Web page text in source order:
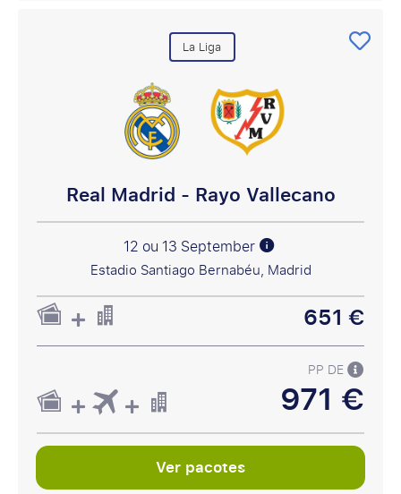
La Liga
Real Madrid - Rayo Vallecano
12 ou 13 September
Estadio Santiago Bernabéu, Madrid
651 €
PP DE
971 €
Ver pacotes